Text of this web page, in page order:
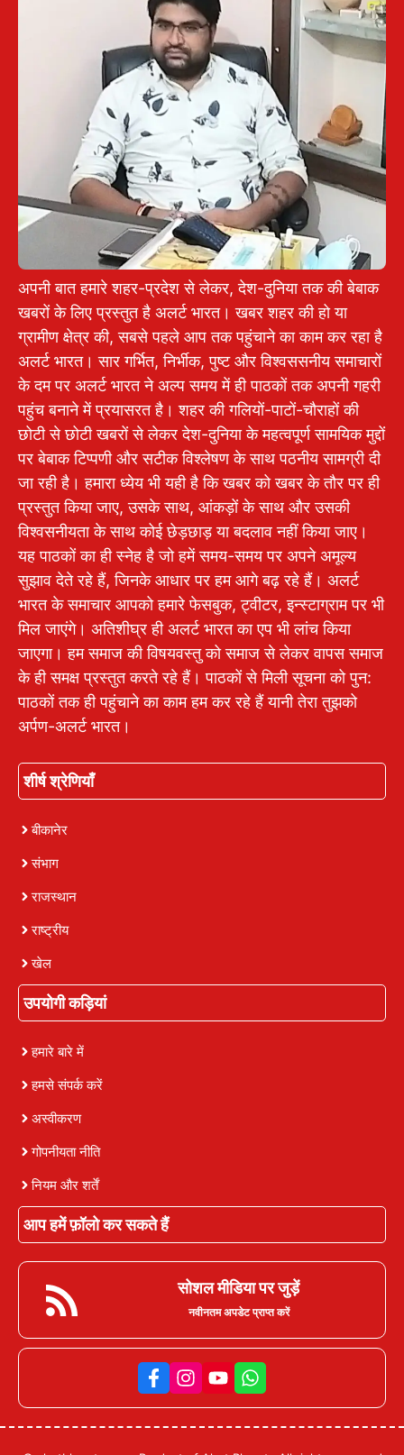
अपनी बात हमारे शहर-प्रदेश से लेकर, देश-दुनिया तक की बेबाक
खबरों के लिए प्रस्तुत है अलर्ट भारत। खबर शहर की हो या
ग्रामीण क्षेत्र की, सबसे पहले आप तक पहुंचाने का काम कर रहा है
अलर्ट भारत। सार गर्भित, निर्भीक, पुष्ट और विश्वससनीय समाचारों
के दम पर अलर्ट भारत ने अल्प समय में ही पाठकों तक अपनी गहरी
पहुंच बनाने में प्रयासरत है। शहर की गलियों-पाटों-चौराहों की
छोटी से छोटी खबरों से लेकर देश-दुनिया के महत्वपूर्ण सामयिक मुद्दों
पर बेबाक टिप्पणी और सटीक विश्लेषण के साथ पठनीय सामग्री दी
जा रही है। हमारा ध्येय भी यही है कि खबर को खबर के तौर पर ही
प्रस्तुत किया जाए, उसके साथ, आंकड़ों के साथ और उसकी
विश्वसनीयता के साथ कोई छेड़छाड़ या बदलाव नहीं किया जाए।
यह पाठकों का ही स्नेह है जो हमें समय-समय पर अपने अमूल्य
सुझाव देते रहे हैं, जिनके आधार पर हम आगे बढ़ रहे हैं। अलर्ट
भारत के समाचार आपको हमारे फेसबुक, ट्वीटर, इन्स्टाग्राम पर भी
मिल जाएंगे। अतिशीघ्र ही अलर्ट भारत का एप भी लांच किया
जाएगा। हम समाज की विषयवस्तु को समाज से लेकर वापस समाज
के ही समक्ष प्रस्तुत करते रहे हैं। पाठकों से मिली सूचना को पुन:
पाठकों तक ही पहुंचाने का काम हम कर रहे हैं यानी तेरा तुझको
अर्पण-अलर्ट भारत।
शीर्ष श्रेणियाँ
बीकानेर
संभाग
राजस्थान
राष्ट्रीय
खेल
उपयोगी कड़ियां
हमारे बारे में
हमसे संपर्क करें
अस्वीकरण
गोपनीयता नीति
नियम और शर्तें
आप हमें फ़ॉलो कर सकते हैं
सोशल मीडिया पर जुड़ें
नवीनतम अपडेट प्राप्त करें